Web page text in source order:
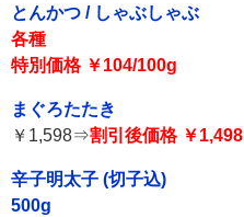
とんかつ / しゃぶしゃぶ
各種
特別価格 ￥104/100g
まぐろたたき
￥1,598⇒割引後価格 ￥1,498
辛子明太子 (切子込)
500g